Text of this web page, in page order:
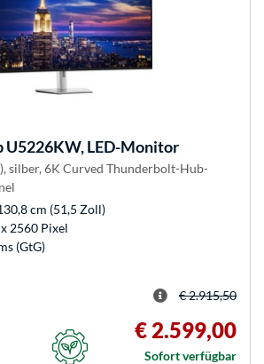
U5226KW, LED-Monitor
silber, 6K Curved Thunderbolt-Hub-
cm (51,5 Zoll)
2560 Pixel
(GtG)
€ 2.915,50
€ 2.599,00
Sofort verfügbar